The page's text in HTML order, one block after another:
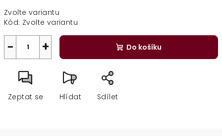
cena:
Zvolte variantu
Kód: Zvolte variantu
+
− Do košíku
Zeptat se Hlídat Sdílet